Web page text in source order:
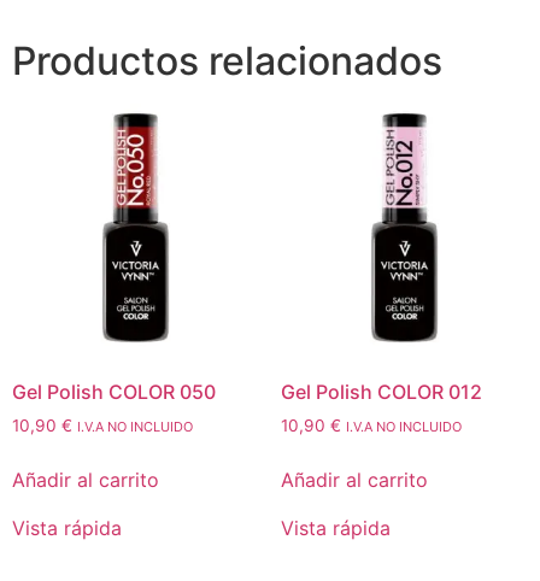
Productos relacionados
Gel Polish COLOR 050
10,90 € I.V.A NO INCLUIDO
Añadir al carrito
Vista rápida
Gel Polish COLOR 012
10,90 € I.V.A NO INCLUIDO
Añadir al carrito
Vista rápida